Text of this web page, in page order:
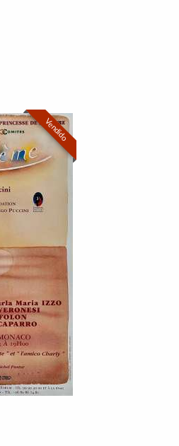
Vendido